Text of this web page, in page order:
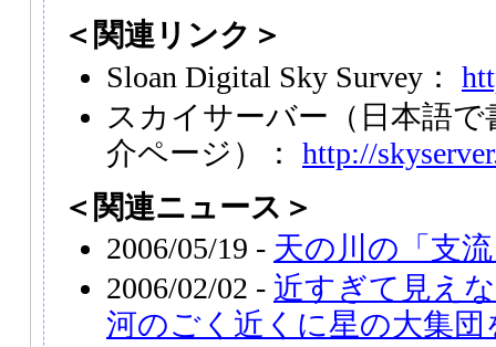
＜関連リンク＞
Sloan Digital Sky Survey：
スカイサーバー（日本語で
介ページ）： http://
＜関連ニュース＞
2006/05/19 - 天の川の「支
2006/02/02 - 近すぎて見え
河のごく近くに星の大集団